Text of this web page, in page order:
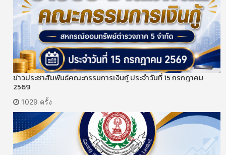
ข่าวประชาสัมพันธ์คณะกรรมการเงินกู้ ประจำวันที่ 15 กรกฎาคม
2569
1029 ครั้ง